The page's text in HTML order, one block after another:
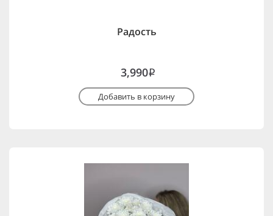
Радость
3,990i
Добавить в корзину